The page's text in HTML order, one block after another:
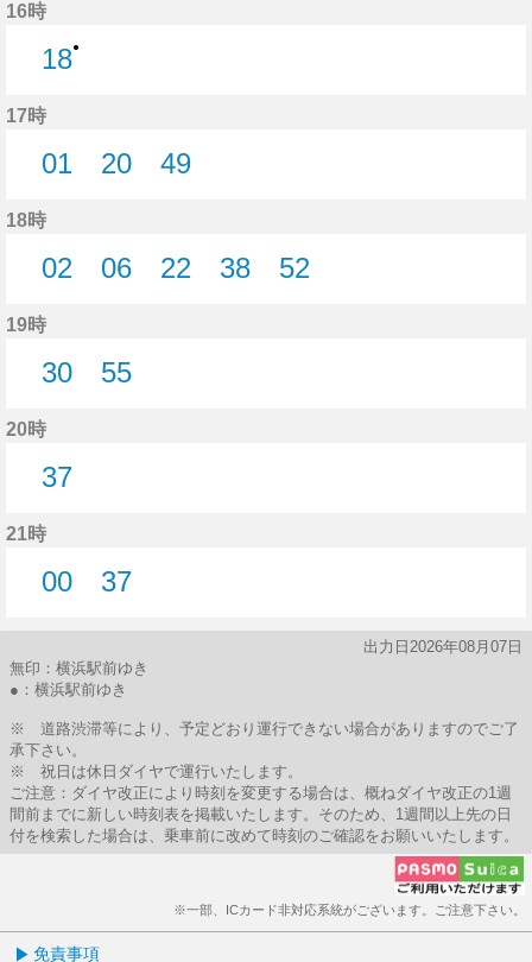
16時
18●
17時
01
20
49
18時
02
06
22
38
52
19時
30
55
20時
37
21時
00
37
出力日2026年08月07日
無印：横浜駅前ゆき
●：横浜駅前ゆき
※ 道路渋滞等により、予定どおり運行できない場合がありますのでご了
承下さい。
※ 祝日は休日ダイヤで運行いたします。
ご注意：ダイヤ改正により時刻を変更する場合は、概ねダイヤ改正の1週
間前までに新しい時刻表を掲載いたします。そのため、1週間以上先の日
付を検索した場合は、乗車前に改めて時刻のご確認をお願いいたします。
※一部、ICカード非対応系統がございます。ご注意下さい。
免責事項